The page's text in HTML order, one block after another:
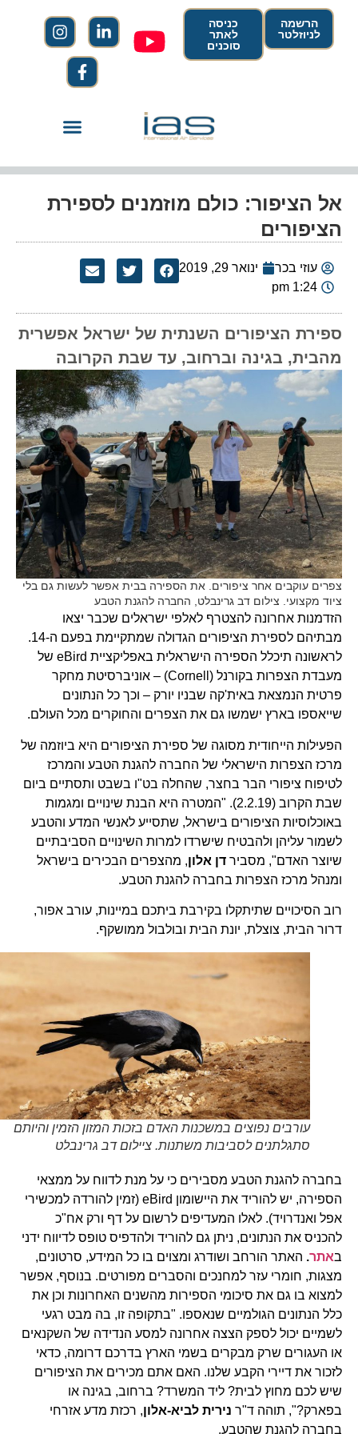
הרשמה
לניוזלטר
כניסה
לאתר
סוכנים
‏אל הציפור: כולם מוזמנים לספירת
הציפורים
עוזי בכר
ינואר 29, 2019
1:24 pm
ספירת הציפורים השנתית של ישראל אפשרית
מהבית, בגינה וברחוב, עד שבת הקרובה
צפרים עוקבים אחר ציפורים. את הספירה בבית אפשר לעשות גם בלי
ציוד מקצועי. צילום דב גרינבלט, החברה להגנת הטבע
הזדמנות אחרונה להצטרף לאלפי ישראלים שכבר יצאו
מבתיהם לספירת הציפורים הגדולה שמתקיימת בפעם ה-14.
לראשונה תיכלל הספירה הישראלית באפליקציית eBird של
מעבדת הצפרות בקורנל (Cornell) – אוניברסיטת מחקר
פרטית הנמצאת באית'קה שבניו יורק – וכך כל הנתונים
שייאספו בארץ ישמשו גם את הצפרים והחוקרים מכל העולם.
הפעילות הייחודית מסוגה של ספירת הציפורים היא ביוזמה של
מרכז הצפרות הישראלי של החברה להגנת הטבע והמרכז
לטיפוח ציפורי הבר בחצר, שהחלה בט"ו בשבט ותסתיים ביום
שבת הקרוב (2.2.19). "המטרה היא הבנת שינויים ומגמות
באוכלוסיות הציפורים בישראל, שתסייע לאנשי המדע והטבע
לשמור עליהן ולהבטיח שישרדו למרות השינויים הסביבתיים
שיוצר האדם", מסבירדן אלון, מהצפרים הבכירים בישראל
ומנהל מרכז הצפרות בחברה להגנת הטבע.
רוב הסיכויים שתיתקלו בקירבת ביתכם במיינות, עורב אפור,
דרור הבית, צוצלת, יונת הבית ובולבול ממושקף.
עורבים נפוצים במשכנות האדם בזכות המזון הזמין והיותם
סתגלתנים לסביבות משתנות. ציילום דב גרינבלט
בחברה להגנת הטבע מסבירים כי על מנת לדווח על ממצאי
הספירה, יש להוריד את היישומון eBird (זמין להורדה למכשירי
אפל ואנדרויד). לאלו המעדיפים לרשום על דף ורק אח"כ
להכניס את הנתונים, ניתן גם להוריד ולהדפיס טופס לדיווח ידני
אתר.האתר הורחב ושודרג ומצוים בו כל המידע, סרטונים,
מצגות, חומרי עזר למחנכים והסברים מפורטים. בנוסף, אפשר
למצוא בו גם את סיכומי הספירות מהשנים האחרונות וכן את
כלל הנתונים הגולמיים שנאספו. "בתקופה זו, בה מבט רגעי
לשמיים יכול לספק הצצה אחרונה למסע הנדידה של השקנאים
או העגורים שרק מבקרים בשמי הארץ בדרכם דרומה, כדאי
לזכור את דיירי הקבע שלנו. האם אתם מכירים את הציפורים
שיש לכם מחוץ לבית? ליד המשרד? ברחוב, בגינה או
בפארק?", תוהה ד"רנירית לביא-אלון, רכזת מדע אזרחי
בחברה להגנת שהטבע.